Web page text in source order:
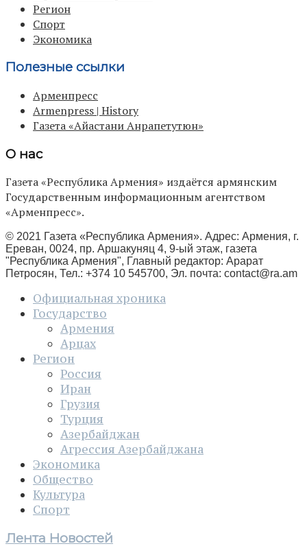
Регион
Спорт
Экономика
Полезные ссылки
Арменпресс
Armenpress | History
Газета «Айастани Анрапетутюн»
О нас
Газета «Республика Армения» издаётся армянским
Государственным информационным агентством
«Арменпресс».
© 2021 Газета «Республика Армения». Адрес: Армения, г.
Ереван, 0024, пр. Аршакуняц 4, 9-ый этаж, газета
"Республика Армения", Главный редактор: Арарат
Петросян, Тел.: +374 10 545700, Эл. почта: contact@ra.am
Официальная хроника
Государство
Армения
Арцах
Регион
Россия
Иран
Грузия
Турция
Азербайджан
Агрессия Азербайджана
Экономика
Общество
Культура
Спорт
Лента Новостей